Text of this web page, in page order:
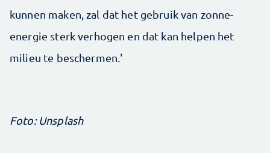
kunnen maken, zal dat het gebruik van zonne-
energie sterk verhogen en dat kan helpen het
milieu te beschermen.'
Foto: Unsplash